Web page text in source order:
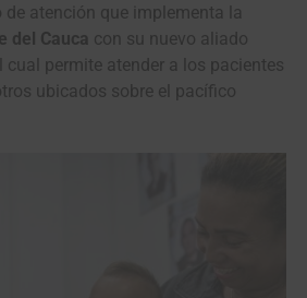
atención que implementa la
del Cauca con su nuevo aliado
cual permite atender a los pacientes
ubicados sobre el pacífico